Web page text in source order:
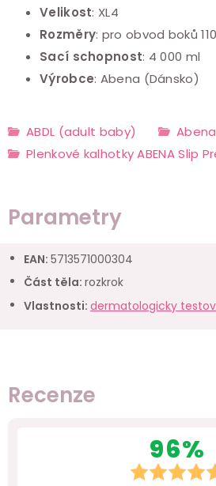
Velikost: XL4
Rozměry: pro obvod boků
Sací schopnost: 4 000 ml
Výrobce: Abena (Dánsko)
ABDL (adult baby)
Abena
Plenkové kalhotky ABENA Slip
Parametry
EAN: 5713571000304
Část těla: rozkrok
Vlastnosti: dermatologicky
Recenze
96%